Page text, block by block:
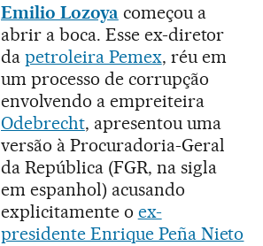
Emilio Lozoya começou a
abrir a boca. Esse ex-diretor
da petroleira Pemex, réu em
um processo de corrupção
envolvendo a empreiteira
Odebrecht, apresentou uma
versão à Procuradoria-Geral
da República (FGR, na sigla
em espanhol) acusando
explicitamente o ex-
presidente Enrique Peña Nieto